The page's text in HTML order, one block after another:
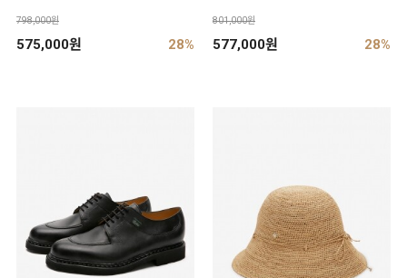
798,000원
575,000원 28%
801,000원
577,000원 28%